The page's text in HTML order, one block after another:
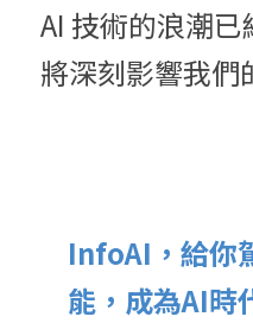
AI 技術的浪潮
將深刻影響我們
InfoAI，給你
能，成為AI時